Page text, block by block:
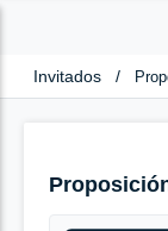
Invitados /